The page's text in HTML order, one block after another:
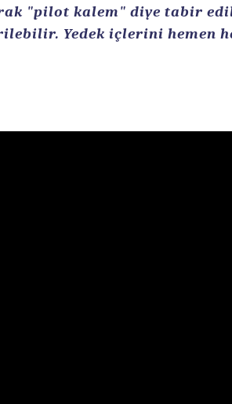
"pilot kalem" diye tabir
Yedek içlerini hemen